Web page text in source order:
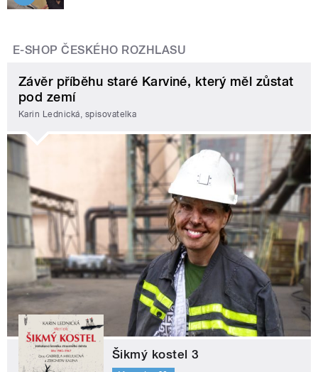
E-SHOP ČESKÉHO ROZHLASU
Závěr příběhu staré Karviné, který měl zůstat
pod zemí
Karin Lednická, spisovatelka
Šikmý kostel 3